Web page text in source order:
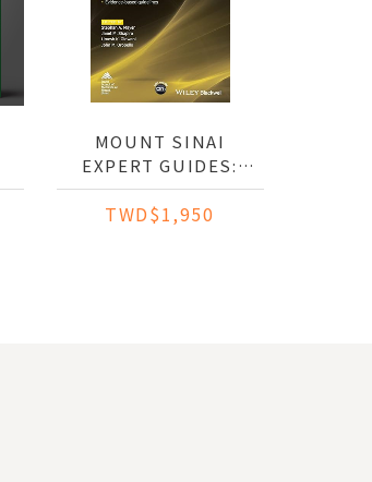
MOUNT SINAI
EXPERT GUIDES:
CRITICAL CARE
TWD$1,950